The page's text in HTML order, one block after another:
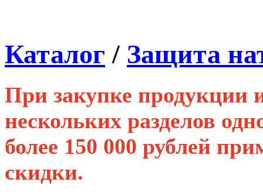
Каталог / Защита
При закупке продукции
нескольких разделов
более 150 000 рублей
скидки.